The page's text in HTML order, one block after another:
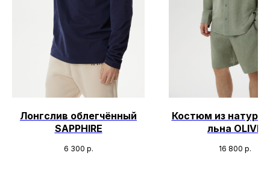
Лонгслив облегчённый
SAPPHIRE
6 300 р.
Костюм из
льна OLIVE
16 800 р.